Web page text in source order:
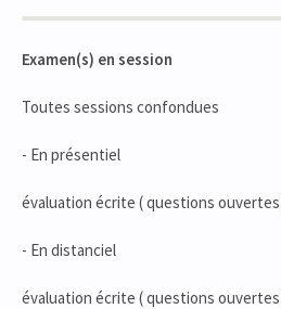
Examen(s) en session
Toutes sessions confondues
- En présentiel
évaluation écrite ( questions
- En distanciel
évaluation écrite ( questions